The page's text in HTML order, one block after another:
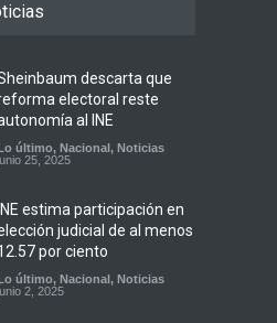
descarta que
electoral reste
al INE
último, Nacional, Noticias
25, 2025
INE estima participación en
judicial de al menos
por ciento
último, Nacional, Noticias
2, 2025